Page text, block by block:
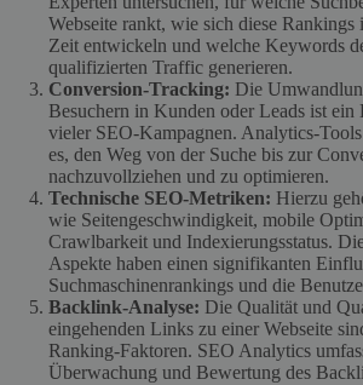
Webseite rankt, wie sich diese Rankings
Zeit entwickeln und welche Keywords
qualifizierten Traffic generieren.
Conversion-Tracking: Die
Besuchern in Kunden oder Leads ist ein
vieler SEO-Kampagnen. Analytics-
es, den Weg von der Suche bis zur
nachzuvollziehen und zu optimieren.
Technische SEO-Metriken: Hierzu
wie Seitengeschwindigkeit, mobile
Crawlbarkeit und Indexierungsstatus.
Aspekte haben einen signifikanten
Suchmaschinenrankings und die
Backlink-Analyse: Die Qualität und
eingehenden Links zu einer Webseite
Ranking-Faktoren. SEO Analytics
Überwachung und Bewertung des